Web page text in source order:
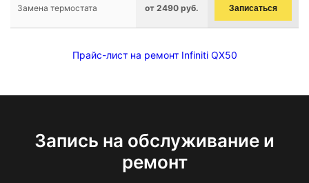
Замена термостата от 2490 руб. Записаться
Прайс-лист на ремонт Infiniti QX50
Запись на обслуживание и
ремонт